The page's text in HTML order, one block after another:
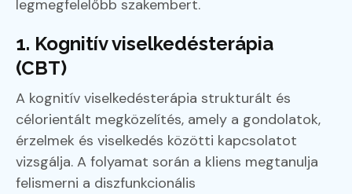
legmegfelelőbb szakembert.
1. Kognitív viselkedésterápia
(CBT)
A kognitív viselkedésterápia strukturált és
célorientált megközelítés, amely a gondolatok,
érzelmek és viselkedés közötti kapcsolatot
vizsgálja. A folyamat során a kliens megtanulja
felismerni a diszfunkcionális